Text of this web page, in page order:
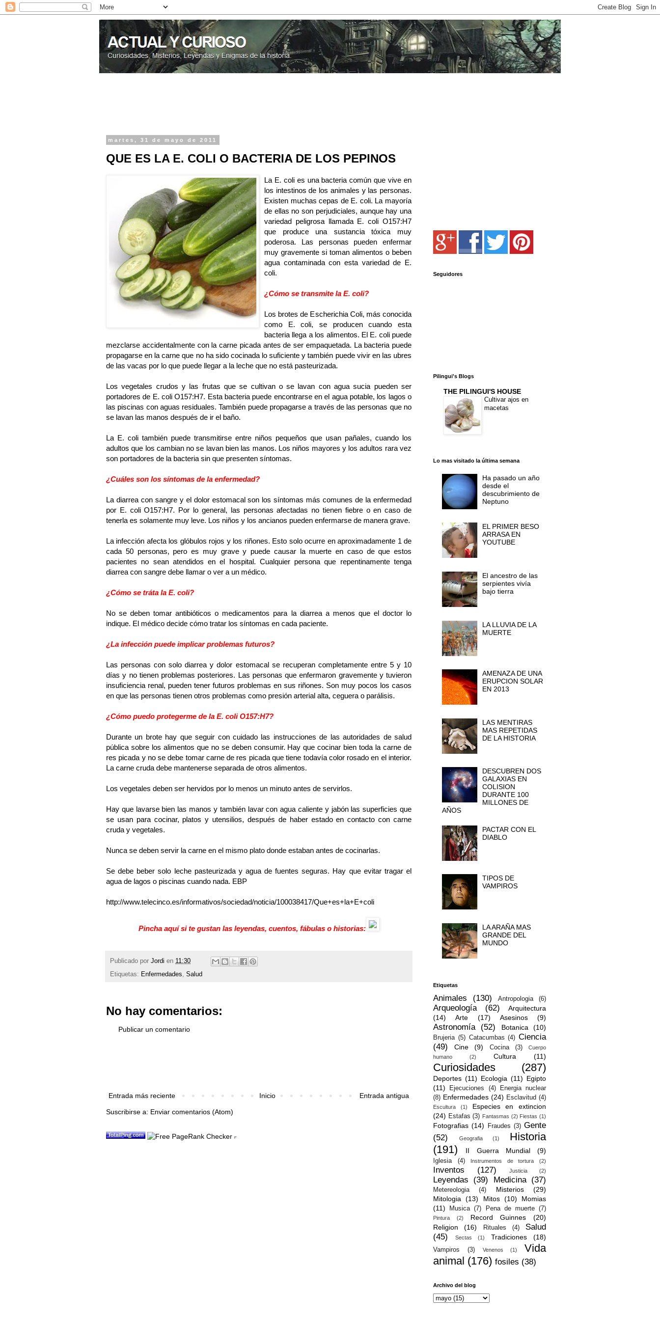
martes, 31 de mayo de 2011
QUE ES LA E. COLI O BACTERIA DE LOS PEPINOS
La E. coli es una bacteria común que vive en
los intestinos de los animales y las personas.
Existen muchas cepas de E. coli. La mayoría
de ellas no son perjudiciales, aunque hay una
variedad peligrosa llamada E. coli O157:H7
que produce una sustancia tóxica muy
poderosa. Las personas pueden enfermar
muy gravemente si toman alimentos o beben
agua contaminada con esta variedad de E.
coli.
¿Cómo se transmite la E. coli?
Los brotes de Escherichia Coli, más conocida
como E. coli, se producen cuando esta
bacteria llega a los alimentos. El E. coli puede
mezclarse accidentalmente con la carne picada antes de ser empaquetada. La bacteria puede
propagarse en la carne que no ha sido cocinada lo suficiente y también puede vivir en las ubres
de las vacas por lo que puede llegar a la leche que no está pasteurizada.
Los vegetales crudos y las frutas que se cultivan o se lavan con agua sucia pueden ser
portadores de E. coli O157:H7. Esta bacteria puede encontrarse en el agua potable, los lagos o
las piscinas con aguas residuales. También puede propagarse a través de las personas que no
se lavan las manos después de ir el baño.
La E. coli también puede transmitirse entre niños pequeños que usan pañales, cuando los
adultos que los cambian no se lavan bien las manos. Los niños mayores y los adultos rara vez
son portadores de la bacteria sin que presenten síntomas.
¿Cuáles son los síntomas de la enfermedad?
La diarrea con sangre y el dolor estomacal son los síntomas más comunes de la enfermedad
por E. coli O157:H7. Por lo general, las personas afectadas no tienen fiebre o en caso de
tenerla es solamente muy leve. Los niños y los ancianos pueden enfermarse de manera grave.
La infección afecta los glóbulos rojos y los riñones. Esto solo ocurre en aproximadamente 1 de
cada 50 personas, pero es muy grave y puede causar la muerte en caso de que estos
pacientes no sean atendidos en el hospital. Cualquier persona que repentinamente tenga
diarrea con sangre debe llamar o ver a un médico.
¿Cómo se tráta la E. coli?
No se deben tomar antibióticos o medicamentos para la diarrea a menos que el doctor lo
indique. El médico decide cómo tratar los síntomas en cada paciente.
¿La infección puede implicar problemas futuros?
Las personas con solo diarrea y dolor estomacal se recuperan completamente entre 5 y 10
días y no tienen problemas posteriores. Las personas que enfermaron gravemente y tuvieron
insuficiencia renal, pueden tener futuros problemas en sus riñones. Son muy pocos los casos
en que las personas tienen otros problemas como presión arterial alta, ceguera o parálisis.
¿Cómo puedo protegerme de la E. coli O157:H7?
Durante un brote hay que seguir con cuidado las instrucciones de las autoridades de salud
pública sobre los alimentos que no se deben consumir. Hay que cocinar bien toda la carne de
res picada y no se debe tomar carne de res picada que tiene todavía color rosado en el interior.
La carne cruda debe mantenerse separada de otros alimentos.
Los vegetales deben ser hervidos por lo menos un minuto antes de servirlos.
Hay que lavarse bien las manos y también lavar con agua caliente y jabón las superficies que
se usan para cocinar, platos y utensilios, después de haber estado en contacto con carne
cruda y vegetales.
Nunca se deben servir la carne en el mismo plato donde estaban antes de cocinarlas.
Se debe beber solo leche pasteurizada y agua de fuentes seguras. Hay que evitar tragar el
agua de lagos o piscinas cuando nada. EBP
http://www.telecinco.es/informativos/sociedad/noticia/100038417/Que+es+la+E+coli
Pincha aquí si te gustan las leyendas, cuentos, fábulas o historias:
Publicado por Jordi en 11:30
Etiquetas: Enfermedades Salud
No hay comentarios:
Publicar un comentario
Entrada más reciente Entrada antigua
Inicio
Suscribirse a: Enviar comentarios (Atom)
Seguidores
Pilingui's Blogs
THE PILINGUI'S HOUSE
Cultivar ajos en
macetas
Lo mas visitado la última semana
Ha pasado un año
desde el
descubrimiento de
Neptuno
EL PRIMER BESO
ARRASA EN
YOUTUBE
El ancestro de las
serpientes vivía
bajo tierra
LA LLUVIA DE LA
MUERTE
AMENAZA DE UNA
ERUPCION SOLAR
EN 2013
LAS MENTIRAS
MAS REPETIDAS
DE LA HISTORIA
DESCUBREN DOS
GALAXIAS EN
COLISION
DURANTE 100
MILLONES DE
AÑOS
PACTAR CON EL
DIABLO
TIPOS DE
VAMPIROS
LA ARAÑA MAS
GRANDE DEL
MUNDO
Etiquetas
Animales (130) Antropologia (6)
Arqueología (62)
Arquitectura
(14)
Arte (17) Asesinos (9)
Astronomía (52) Botanica (10)
Brujeria (5) Catacumbas (4) Ciencia
(49)
Cine (9) Cocina (3)
Cuerpo
humano
(2) Cultura (11)
Curiosidades (287)
Deportes (11) Ecologia (11) Egipto
(11)
Ejecuciones (4)
Energia nuclear
(8) Enfermedades (24) Esclavitud (4)
Escultura (1)
Especies en extincion
(24) Estafas (3) Fantasmas (2) Fiestas (1)
Fotografias (14) Fraudes (3) Gente
(52)
Geografia (1)
Historia
(191)
II Guerra Mundial (9)
Iglesia (4) Instrumentos de tortura (2)
Inventos (127) Justicia (2)
Leyendas (39) Medicina (37)
Metereologia (4) Misterios
(29)
Mitologia
(13) Mitos (10)
Momias
(11)
Musica (7) Pena de muerte (7)
Pintura (2) Record Guinnes
(20)
Religion
(16) Rituales (4)
Salud
(45)
Sectas (1) Tradiciones (18)
Vampiros (3) Venenos (1)
Vida
animal (176) fosiles (38)
Archivo del blog